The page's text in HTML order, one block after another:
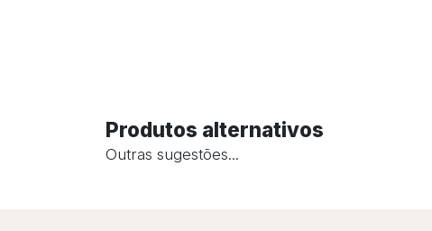
Produtos alternativos
Outras sugestões...